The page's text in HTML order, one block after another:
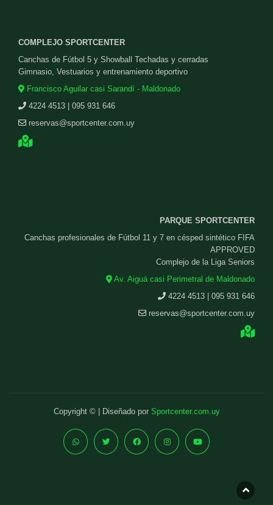
COMPLEJO SPORTCENTER
Canchas de Fútbol 5 y Showball Techadas y cerradas
Gimnasio, Vestuarios y entrenamiento deportivo
Francisco Aguilar casi Sarandí - Maldonado
4224 4513 | 095 931 646
reservas@sportcenter.com.uy
PARQUE SPORTCENTER
Canchas profesionales de Fútbol 11 y 7 en césped sintético FIFA
APPROVED
Complejo de la Liga Seniors
Av. Aiguá casi Perimetral de Maldonado
4224 4513 | 095 931 646
reservas@sportcenter.com.uy
Copyright © | Diseñado por Sportcenter.com.uy